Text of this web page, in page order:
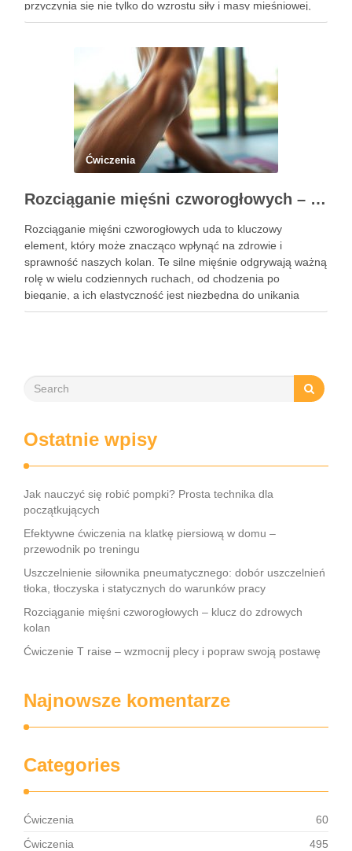
przyczynia się nie tylko do wzrostu siły i masy mięśniowej,
ale także do poprawy postawy ciała oraz wydolności …
Ćwiczenia
Rozciąganie mięśni czworogłowych – klucz do zdrowych kolan
Rozciąganie mięśni czworogłowych uda to kluczowy
element, który może znacząco wpłynąć na zdrowie i
sprawność naszych kolan. Te silne mięśnie odgrywają ważną
rolę w wielu codziennych ruchach, od chodzenia po
bieganie, a ich elastyczność jest niezbędna do unikania
kontuzji. Niezależnie od tego, czy jesteś zapalonym
Ostatnie wpisy
Jak nauczyć się robić pompki? Prosta technika dla
początkujących
Efektywne ćwiczenia na klatkę piersiową w domu –
przewodnik po treningu
Uszczelnienie siłownika pneumatycznego: dobór uszczelnień
tłoka, tłoczyska i statycznych do warunków pracy
Rozciąganie mięśni czworogłowych – klucz do zdrowych
kolan
Ćwiczenie T raise – wzmocnij plecy i popraw swoją postawę
Najnowsze komentarze
Categories
Ćwiczenia
60
Ćwiczenia
495